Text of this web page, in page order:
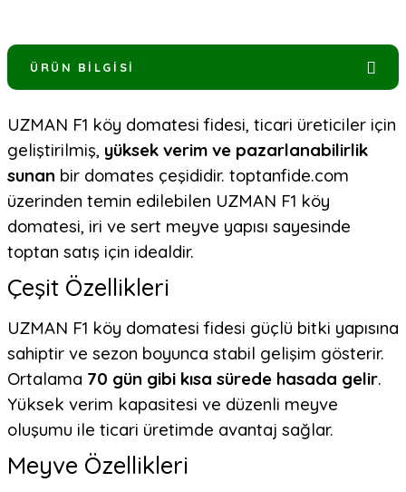
ÜRÜN BILGISI
UZMAN F1 köy domatesi fidesi, ticari üreticiler için
geliştirilmiş, yüksek verim ve pazarlanabilirlik
sunan bir domates çeşididir. toptanfide.com
üzerinden temin edilebilen UZMAN F1 köy
domatesi, iri ve sert meyve yapısı sayesinde
toptan satış için idealdir.
Çeşit Özellikleri
UZMAN F1 köy domatesi fidesi güçlü bitki yapısına
sahiptir ve sezon boyunca stabil gelişim gösterir.
Ortalama 70 gün gibi kısa sürede hasada gelir.
Yüksek verim kapasitesi ve düzenli meyve
oluşumu ile ticari üretimde avantaj sağlar.
Meyve Özellikleri